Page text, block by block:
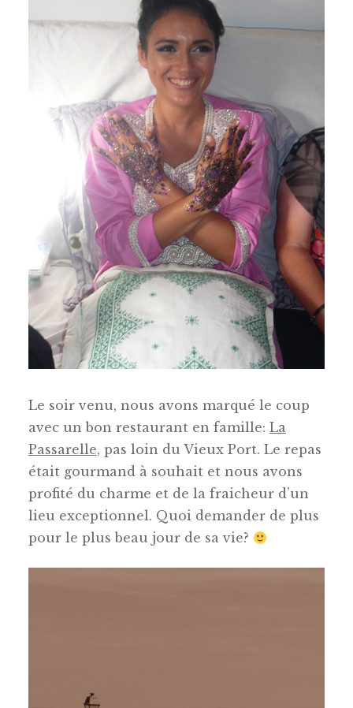
Le soir venu, nous avons marqué le coup
avec un bon restaurant en famille: La
Passarelle, pas loin du Vieux Port. Le repas
était gourmand à souhait et nous avons
profité du charme et de la fraicheur d’un
lieu exceptionnel. Quoi demander de plus
pour le plus beau jour de sa vie?